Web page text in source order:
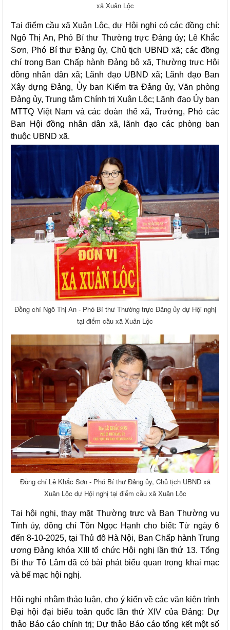
xã Xuân Lộc
Tại điểm cầu xã Xuân Lộc, dự Hội nghị có các đồng chí:
Ngô Thị An, Phó Bí thư Thường trực Đảng ủy; Lê Khắc
Sơn, Phó Bí thư Đảng ủy, Chủ tịch UBND xã; các đồng
chí trong Ban Chấp hành Đảng bộ xã, Thường trực Hội
đồng nhân dân xã; Lãnh đạo UBND xã; Lãnh đạo Ban
Xây dựng Đảng, Ủy ban Kiểm tra Đảng ủy, Văn phòng
Đảng ủy, Trung tâm Chính trị Xuân Lộc; Lãnh đạo Ủy ban
MTTQ Việt Nam và các đoàn thể xã, Trưởng, Phó các
Ban Hội đồng nhân dân xã, lãnh đạo các phòng ban
thuộc UBND xã.
Đồng chí Ngô Thị An - Phó Bí thư Thường trực Đảng ủy dự Hội nghị
tại điểm cầu xã Xuân Lộc
Đồng chí Lê Khắc Sơn - Phó Bí thư Đảng ủy, Chủ tịch UBND xã
Xuân Lộc dự Hội nghị tại điểm cầu xã Xuân Lộc
Tại hội nghị, thay mặt Thường trực và Ban Thường vụ
Tỉnh ủy, đồng chí Tôn Ngọc Hạnh cho biết: Từ ngày 6
đến 8-10-2025, tại Thủ đô Hà Nội, Ban Chấp hành Trung
ương Đảng khóa XIII tổ chức Hội nghị lần thứ 13. Tổng
Bí thư Tô Lâm đã có bài phát biểu quan trọng khai mạc
và bế mạc hội nghị.
Hội nghị nhằm thảo luận, cho ý kiến về các văn kiện trình
Đại hội đại biểu toàn quốc lần thứ XIV của Đảng: Dự
thảo Báo cáo chính trị; Dự thảo Báo cáo tổng kết một số